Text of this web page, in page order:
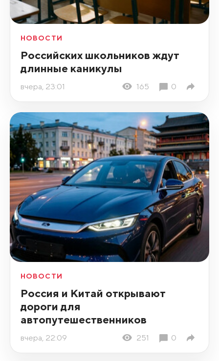
НОВОСТИ
Российских школьников ждут
длинные каникулы
вчера, 23:01 165 0
НОВОСТИ
Россия и Китай открывают
дороги для
автопутешественников
вчера, 22:09 251 0